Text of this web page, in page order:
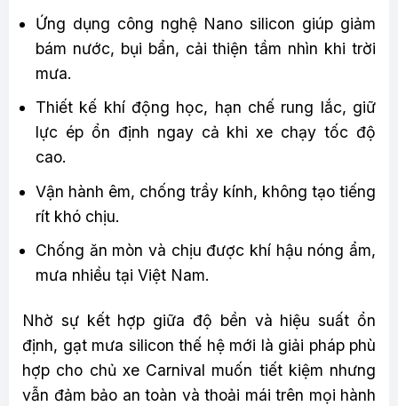
Ứng dụng công nghệ Nano silicon giúp giảm
bám nước, bụi bẩn, cải thiện tầm nhìn khi trời
mưa.
Thiết kế khí động học, hạn chế rung lắc, giữ
lực ép ổn định ngay cả khi xe chạy tốc độ
cao.
Vận hành êm, chống trầy kính, không tạo tiếng
rít khó chịu.
Chống ăn mòn và chịu được khí hậu nóng ẩm,
mưa nhiều tại Việt Nam.
Nhờ sự kết hợp giữa độ bền và hiệu suất ổn
định, gạt mưa silicon thế hệ mới là giải pháp phù
hợp cho chủ xe Carnival muốn tiết kiệm nhưng
vẫn đảm bảo an toàn và thoải mái trên mọi hành